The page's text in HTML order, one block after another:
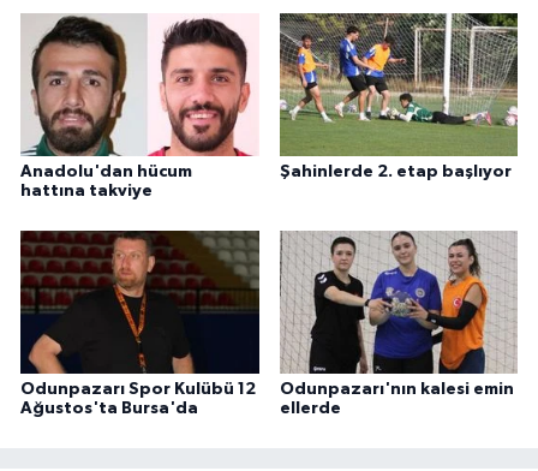
Anadolu'dan hücum
hattına takviye
Şahinlerde 2. etap başlıyor
Odunpazarı Spor Kulübü 12
Ağustos'ta Bursa'da
Odunpazarı'nın kalesi emin
ellerde